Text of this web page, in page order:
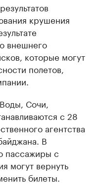
крушения
внешнего
которые могут
полетов,
Сочи,
с 28
агентства
В
пассажиры с
могут вернуть
билеты.